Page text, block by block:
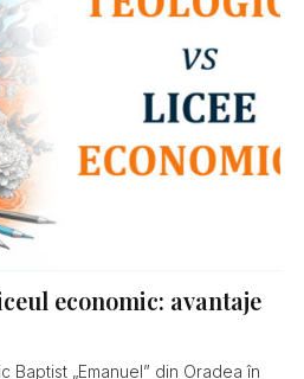
economic: avantaje
Baptist „Emanuel” din Oradea în